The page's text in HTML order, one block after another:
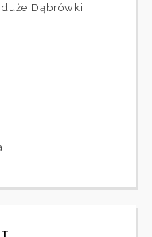
duże Dąbrówki